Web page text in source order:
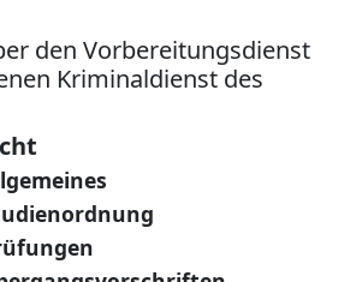
den Vorbereitungsdienst
Kriminaldienst des